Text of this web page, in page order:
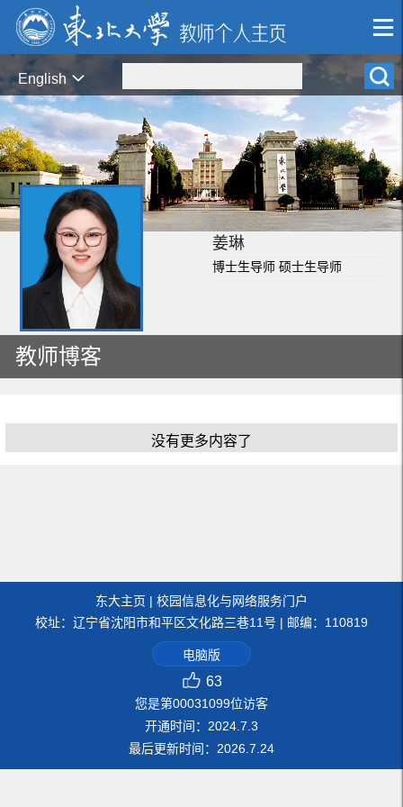
English
姜琳
博士生导师 硕士生导师
教师博客
没有更多内容了
东大主页 | 校园信息化与网络服务门户
校址：辽宁省沈阳市和平区文化路三巷11号 | 邮编：110819
电脑版
63
您是第00031099位访客
开通时间： 2024 7 3
最后更新时间： 2026 7 24